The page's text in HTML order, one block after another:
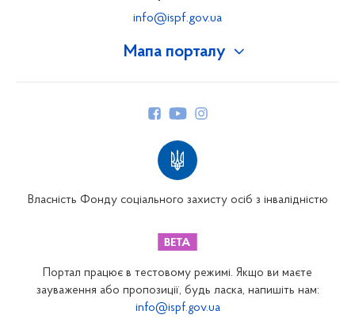
Мапа порталу
Закарпатське відділення
Запорізьке відділення
info@ispf.gov.ua
Власність Фонду соціального захисту осіб з інвалідністю
Портал працює в тестовому режимі. Якщо ви маєте
зауваження або пропозиції, будь ласка, напишіть нам:
info@ispf.gov.ua